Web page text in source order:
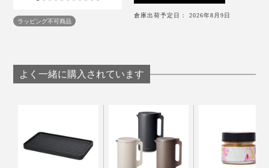
カフェラテなどアレンジも自在です。
お手入れを面倒にしないコツは、使用後に放置しないこ
と。使ってすぐならすすぐだけでもほとんどキレイにな
かりません。
ラッピング不可商品
倉庫出荷予定日： 2026年8月9日
よく一緒に購入されています